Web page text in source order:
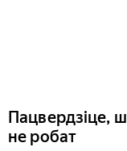
Пацвердзіце,
не робат